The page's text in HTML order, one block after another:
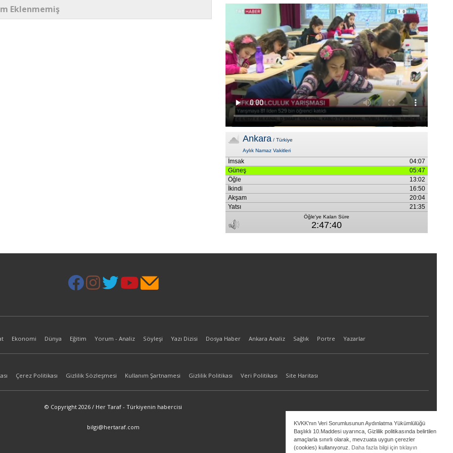
KVKK'nın Veri Sorumlusunun Aydınlatma Yükümlülüğü
Başlıklı 10.Maddesi uyarınca, Gizlilik politikasında belirtilen
amaçlarla sınırlı olarak, mevzuata uygun çerezler
(cookies) kullanıyoruz. Daha fazla bilgi için tıklayın
Eklenmemiş
Ekonomi Dünya Eğitim Yorum - Analiz Söyleşi Yazı Dizisi Dosya Haber Ankara Analiz Sağlık Portre Yazarlar
Çerez Politikası Gizlilik Sözleşmesi Kullanım Şartnamesi Gizlilik Politikası Veri Politikası Site Haritası
© Copyright 2026 / Her Taraf - Türkiyenin habercisi
bilgi@hertaraf.com